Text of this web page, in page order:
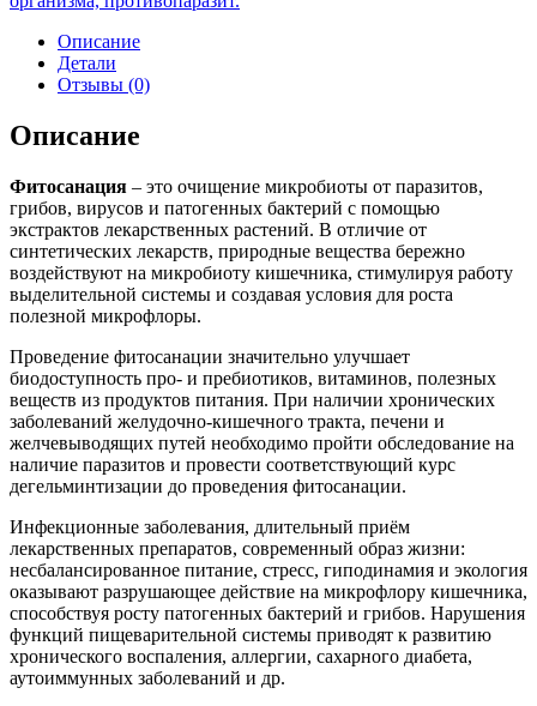
Описание
Детали
Отзывы (0)
Описание
Фитосанация – это очищение микробиоты от паразитов,
грибов, вирусов и патогенных бактерий с помощью
экстрактов лекарственных растений. В отличие от
синтетических лекарств, природные вещества бережно
воздействуют на микробиоту кишечника, стимулируя работу
выделительной системы и создавая условия для роста
полезной микрофлоры.
Проведение фитосанации значительно улучшает
биодоступность про- и пребиотиков, витаминов, полезных
веществ из продуктов питания. При наличии хронических
заболеваний желудочно-кишечного тракта, печени и
желчевыводящих путей необходимо пройти обследование на
наличие паразитов и провести соответствующий курс
дегельминтизации до проведения фитосанации.
Инфекционные заболевания, длительный приём
лекарственных препаратов, современный образ жизни:
несбалансированное питание, стресс, гиподинамия и экология
оказывают разрушающее действие на микрофлору кишечника,
способствуя росту патогенных бактерий и грибов. Нарушения
функций пищеварительной системы приводят к развитию
хронического воспаления, аллергии, сахарного диабета,
аутоиммунных заболеваний и др.